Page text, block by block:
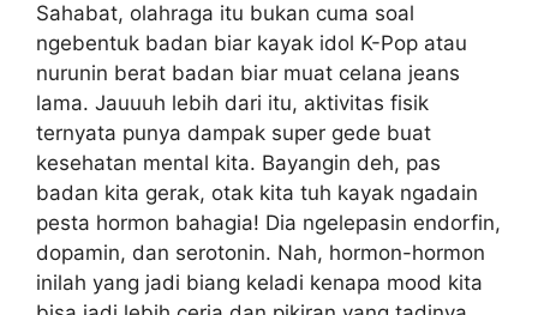
Sahabat, olahraga itu bukan cuma soal
ngebentuk badan biar kayak idol K-Pop atau
nurunin berat badan biar muat celana jeans
lama. Jauuuh lebih dari itu, aktivitas fisik
ternyata punya dampak super gede buat
kesehatan mental kita. Bayangin deh, pas
badan kita gerak, otak kita tuh kayak ngadain
pesta hormon bahagia! Dia ngelepasin endorfin,
dopamin, dan serotonin. Nah, hormon-hormon
inilah yang jadi biang keladi kenapa mood kita